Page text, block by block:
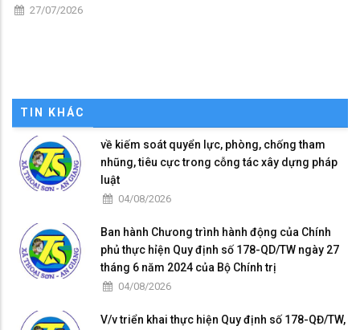
27/07/2026
TIN KHÁC
về kiếm soát quyển lực, phòng, chống tham
nhũng, tiêu cực trong cỗng tác xây dựng pháp
luật
04/08/2026
Ban hành Chưong trình hành động của Chính
phủ thực hỉện Quy định số 178-QD/TW ngày 27
tháng 6 năm 2024 của Bộ Chính trị
04/08/2026
V/v triển khai thực hiện Quy định số 178-QĐ/TW,